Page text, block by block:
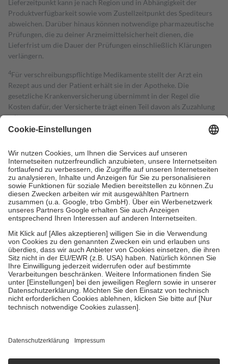
Lieferzeitpunkt kann je nach Region und in Abhängigkeit der
Produktverfügbarkeit sowie vom Zustellzeitpunkt des Spediteurs
abweichen. Darüber hinaus können notwendige pharmazeutische
Prüfungen, die zu deiner Arzneimittelsicherheit dienen, die
Lieferfrist um die Dauer der Prüfungen einschließlich Klärungen
verlängern.
4Für verschreibungspflichtige Medikamente stellt der Arzt ein
Rezept aus und der Patient erhält sie in der Apotheke. Die
gesetzliche Krankenversicherung übernimmt in der Regel die
Kosten dafür, der Versicherte trägt einen Teil davon als Zuzahlung
mit.
Grundsätzlich leisten Mitglieder Zuzahlungen in Höhe von zehn
höchstens zehn Euro.
Es sind jedoch nie mehr als die tatsächlichen
Kosten der Leistung zu entrichten.
Diese Regeln gelten grundsätzlich auch für Online-Apotheken.
Bei Heilmitteln und häuslicher Krankenpflege beträgt die
Zuzahlung zehn Prozent der Kosten sowie zehn Euro je
Verordnung.
Um das Engagement der Versicherten für ihre eigene Gesundheit zu
stärken und die besondere Stellung der Familie zu unterstützen,
fallenkeine Zuzahlungenan bei:
• Kindern und Jugendlichen bis zum vollendeten 18. Lebensjahr
mit Ausnahme der Fahrkosten
• Untersuchungen zur Vorsorge und Früherkennung, die von der
GKV getragen werden
• empfohlenen Schutzimpfungen
• Harn- und Blutteststreifen
getroffen, um sicherzustellen, dass es sich um echte Bewertungen
https://help.etrusted.com/hc/de/articles/4419944605341